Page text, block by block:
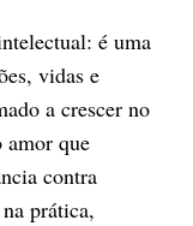
é uma
vidas e
a crescer no
que
contra
prática,